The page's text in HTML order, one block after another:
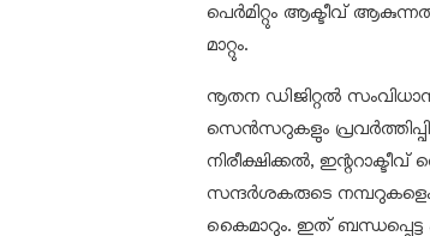
പെർമിറ്റും ആക്ടീവ്
മാറ്റും.
നൂതന ഡിജിറ്റൽ
സെൻസറുകളും
നിരീക്ഷിക്കൽ,
സന്ദർശകരുടെ
കൈമാറും. ഇത് ബന്ധപ്പെട്ട